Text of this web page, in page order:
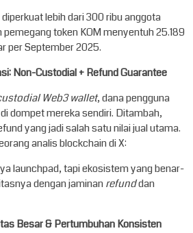
lebih dari 300 ribu anggota
token KOM menyentuh 25.189
per September 2025.
Non-Custodial + Refund Guarantee
Web3 wallet, dana pengguna
dompet mereka sendiri. Ditambah,
yang jadi salah satu nilai jual utama.
analis blockchain di X:
launchpad, tapi ekosistem yang benar-
dengan jaminanrefunddan
Besar & Pertumbuhan Konsisten